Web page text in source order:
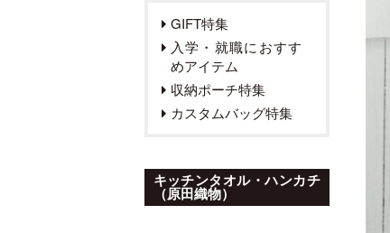
GIFT特集
入学・就職におすす
めアイテム
収納ポーチ特集
カスタムバッグ特集
キッチンタオル・ハンカチ
（原田織物）